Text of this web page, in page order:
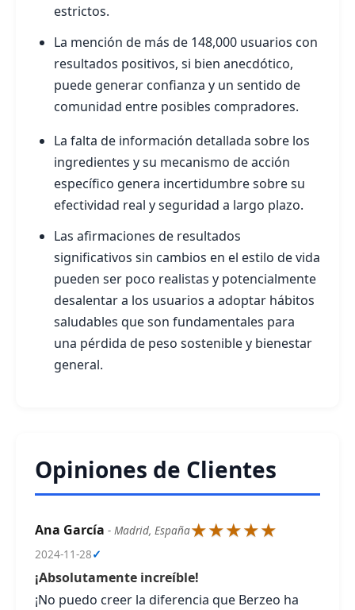
estrictos.
La mención de más de 148,000 usuarios con
resultados positivos, si bien anecdótico,
puede generar confianza y un sentido de
comunidad entre posibles compradores.
La falta de información detallada sobre los
ingredientes y su mecanismo de acción
específico genera incertidumbre sobre su
efectividad real y seguridad a largo plazo.
Las afirmaciones de resultados
significativos sin cambios en el estilo de vida
pueden ser poco realistas y potencialmente
desalentar a los usuarios a adoptar hábitos
saludables que son fundamentales para
una pérdida de peso sostenible y bienestar
general.
Opiniones de Clientes
Ana García - Madrid, España★★★★★
2024-11-28✓
¡Absolutamente increíble!
¡No puedo creer la diferencia que Berzeo ha